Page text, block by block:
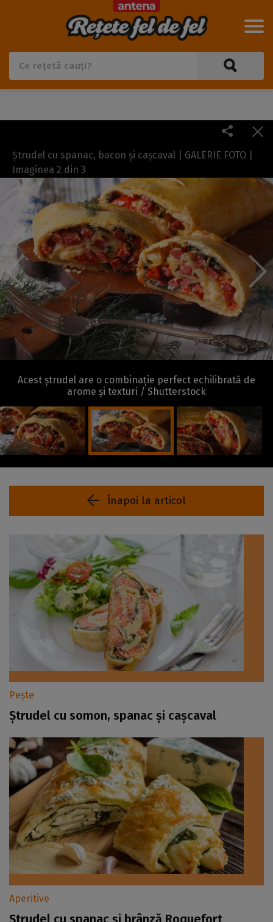
Ștrudel cu spanac, bacon și cașcaval | GALERIE FOTO |
Imaginea 2 din 3
Acest ștrudel are o combinație perfect echilibrată de
arome și texturi / Shutterstock
Înapoi la articol
Pește
Ștrudel cu somon, spanac și cașcaval
Aperitive
Ștrudel cu spanac și brânză Roquefort